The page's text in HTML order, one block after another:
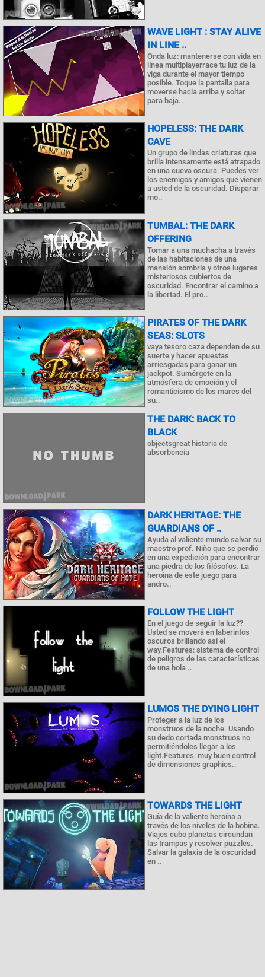
WAVE LIGHT : STAY ALIVE
IN LINE ..
Onda luz: mantenerse con vida en
línea multiplayerrace tu luz de la
viga durante el mayor tiempo
posible. Toque la pantalla para
moverse hacia arriba y soltar
para baja..
HOPELESS: THE DARK
CAVE
Un grupo de lindas criaturas que
brilla intensamente está atrapado
en una cueva oscura. Puedes ver
los enemigos y amigos que vienen
a usted de la oscuridad. Disparar
mo..
TUMBAL: THE DARK
OFFERING
Tomar a una muchacha a través
de las habitaciones de una
mansión sombría y otros lugares
misteriosos cubiertos de
oscuridad. Encontrar el camino a
la libertad. El pro..
PIRATES OF THE DARK
SEAS: SLOTS
vaya tesoro caza dependen de su
suerte y hacer apuestas
arriesgadas para ganar un
jackpot. Sumérgete en la
atmósfera de emoción y el
romanticismo de los mares del
su..
THE DARK: BACK TO
BLACK
objectsgreat historia de
absorbencia
DARK HERITAGE: THE
GUARDIANS OF ..
Ayuda al valiente mundo salvar su
maestro prof. Niño que se perdió
en una expedición para encontrar
una piedra de los filósofos. La
heroína de este juego para
andro..
FOLLOW THE LIGHT
En el juego de seguir la luz??
Usted se moverá en laberintos
oscuros brillando así el
way.Features: sistema de control
de peligros de las características
de una bola ..
LUMOS THE DYING LIGHT
Proteger a la luz de los
monstruos de la noche. Usando
su dedo cortada monstruos no
permitiéndoles llegar a los
light.Features: muy buen control
de dimensiones graphics..
TOWARDS THE LIGHT
Guía de la valiente heroína a
través de los niveles de la bobina.
Viajes cubo planetas circundan
las trampas y resolver puzzles.
Salvar la galaxia de la oscuridad
en ..